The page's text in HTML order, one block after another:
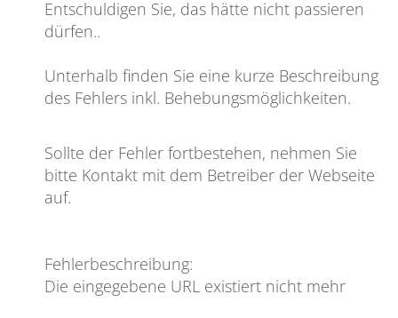
Entschuldigen Sie, das hätte nicht passieren
dürfen..
Unterhalb finden Sie eine kurze Beschreibung
des Fehlers inkl. Behebungsmöglichkeiten.
Sollte der Fehler fortbestehen, nehmen Sie
bitte Kontakt mit dem Betreiber der Webseite
auf.
Fehlerbeschreibung:
Die eingegebene URL existiert nicht mehr